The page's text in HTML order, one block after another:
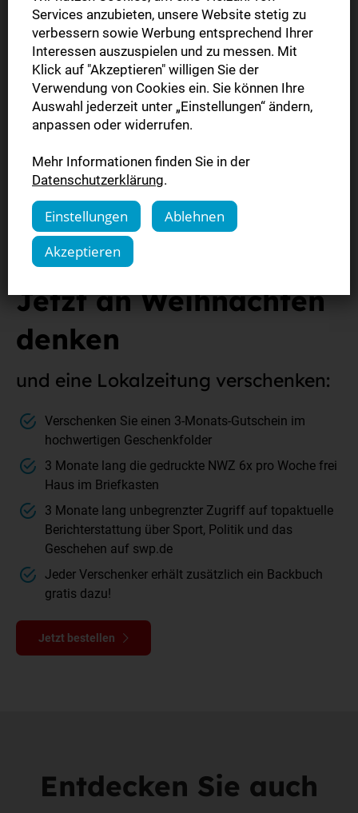
Jetzt an Weihnachten
denken
und eine Lokalzeitung verschenken:
Verschenken Sie einen 3-Monats-Gutschein im
hochwertigen Geschenkfolder
3 Monate lang die gedruckte NWZ 6x pro Woche frei
Haus im Briefkasten
3 Monate lang unbegrenzter Zugriff auf topaktuelle
Berichterstattung über Sport, Politik und das
Geschehen auf swp.de
Jeder Verschenker erhält zusätzlich ein Backbuch
gratis dazu!
Jetzt bestellen
Entdecken Sie auch
Services anzubieten, unsere Website stetig zu
verbessern sowie Werbung entsprechend Ihrer
Interessen auszuspielen und zu messen. Mit
Klick auf "Akzeptieren" willigen Sie der
Verwendung von Cookies ein. Sie können Ihre
Auswahl jederzeit unter „Einstellungen“ ändern,
anpassen oder widerrufen.
Mehr Informationen finden Sie in der
Datenschutzerklärung.
Einstellungen
Ablehnen
Akzeptieren